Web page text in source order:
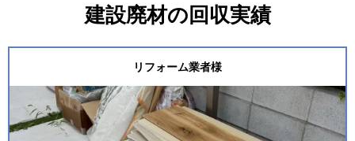
建設廃材の回収実績
リフォーム業者様